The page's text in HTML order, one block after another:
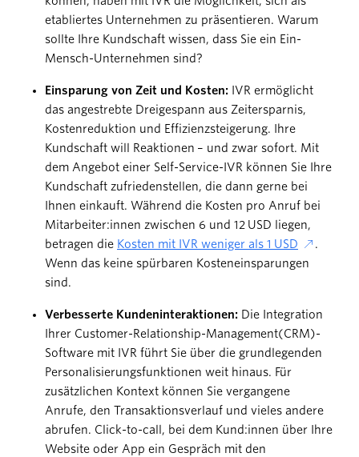
etabliertes Unternehmen zu präsentieren. Warum
sollte Ihre Kundschaft wissen, dass Sie ein Ein-
Mensch-Unternehmen sind?
Einsparung von Zeit und Kosten: IVR ermöglicht
das angestrebte Dreigespann aus Zeitersparnis,
Kostenreduktion und Effizienzsteigerung. Ihre
Kundschaft will Reaktionen – und zwar sofort. Mit
dem Angebot einer Self-Service-IVR können Sie Ihre
Kundschaft zufriedenstellen, die dann gerne bei
Ihnen einkauft. Während die Kosten pro Anruf bei
Mitarbeiter:innen zwischen 6 und 12 USD liegen,
betragen die Kosten mit IVR weniger als 1 USD
.
Wenn das keine spürbaren Kosteneinsparungen
sind.
Verbesserte Kundeninteraktionen: Die Integration
Ihrer Customer-Relationship-Management(CRM)-
Software mit IVR führt Sie über die grundlegenden
Personalisierungsfunktionen weit hinaus. Für
zusätzlichen Kontext können Sie vergangene
Anrufe, den Transaktionsverlauf und vieles andere
abrufen. Click-to-call, bei dem Kund:innen über Ihre
Website oder App ein Gespräch mit den